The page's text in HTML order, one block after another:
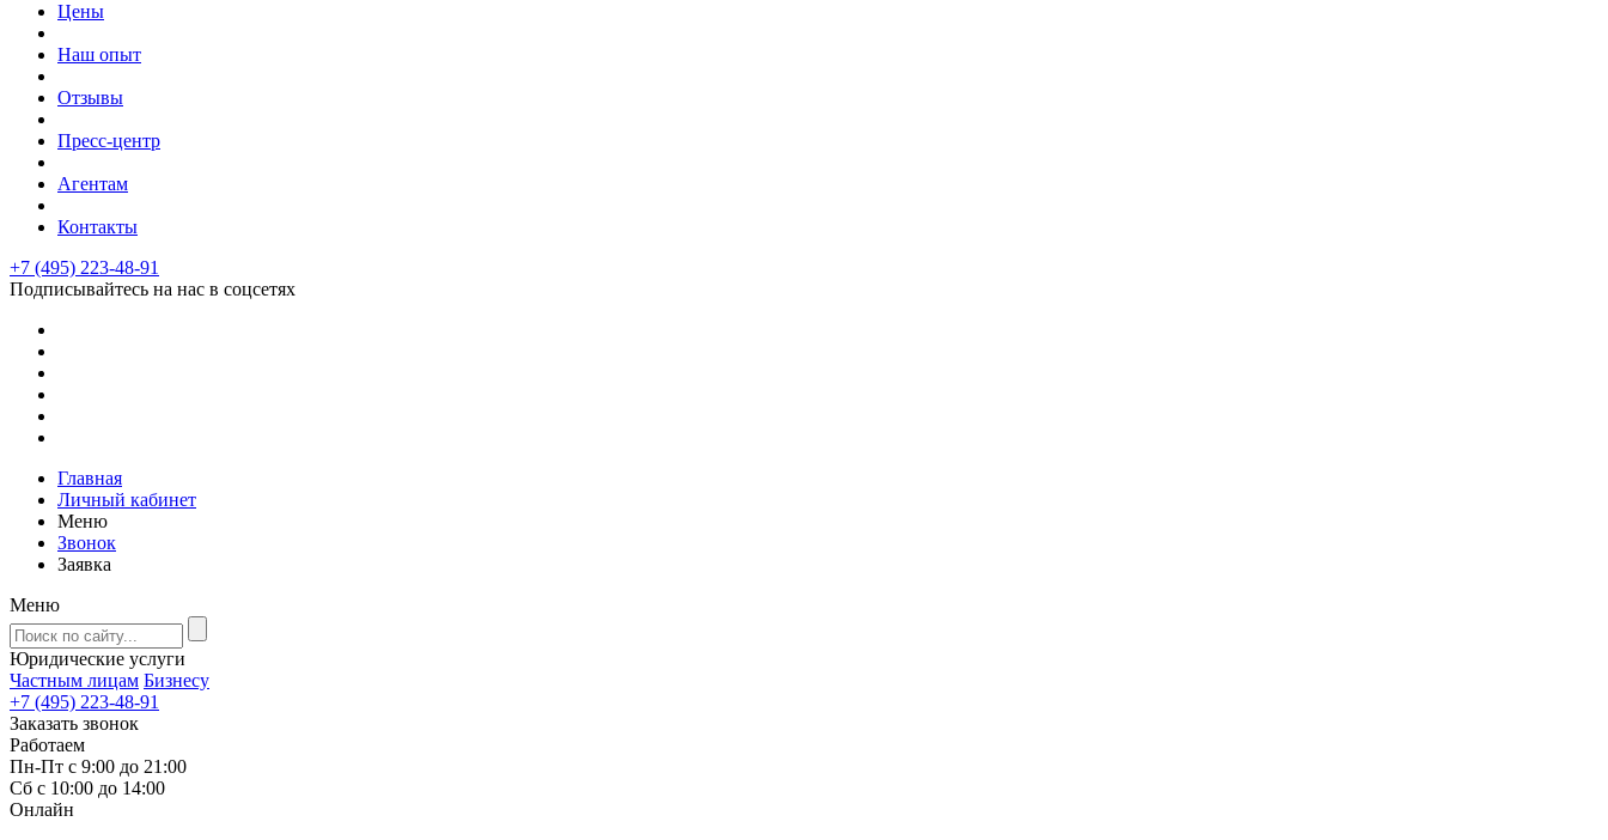
Цены
Наш опыт
Отзывы
Пресс-центр
Агентам
Контакты
+7 (495) 223-48-91
Подписывайтесь на нас в соцсетях
Главная
Личный кабинет
Меню
Звонок
Заявка
Меню
Юридические услуги
Частным лицам Бизнесу
+7 (495) 223-48-91
Заказать звонок
Работаем
Пн-Пт с 9:00 до 21:00
Сб с 10:00 до 14:00
Онлайн